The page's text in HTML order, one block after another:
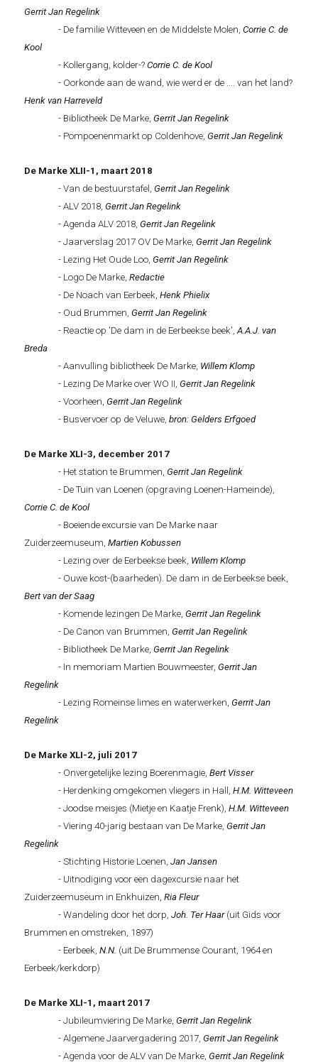
Gerrit Jan Regelink
- De familie Witteveen en de Middelste Molen,Corrie C. de
Kool
- Kollergang, kolder-?Corrie C. de Kool
- Oorkonde aan de wand, wie werd er de .... van het land?
Henk van Harreveld
- Bibliotheek De Marke,Gerrit Jan Regelink
- Pompoenenmarkt op Coldenhove,Gerrit Jan Regelink
De Marke XLII-1, maart 2018
- Van de bestuurstafel,Gerrit Jan Regelink
- ALV 2018,Gerrit Jan Regelink
- Agenda ALV 2018,Gerrit Jan Regelink
- Jaarverslag 2017 OV De Marke,Gerrit Jan Regelink
- Lezing Het Oude Loo,Gerrit Jan Regelink
- Logo De Marke,Redactie
- De Noach van Eerbeek,Henk Phielix
- Oud Brummen,Gerrit Jan Regelink
- Reactie op 'De dam in de Eerbeekse beek',A.A.J. van
Breda
- Aanvulling bibliotheek De Marke, Willem Klomp
- Lezing De Marke over WO II,Gerrit Jan Regelink
- Voorheen,Gerrit Jan Regelink
- Busvervoer op de Veluwe,bron: Gelders Erfgoed
De Marke XLI-3, december 2017
- Het station te Brummen,Gerrit Jan Regelink
- De Tuin van Loenen (opgraving Loenen-Hameinde),
Corrie C. de Kool
- Boeiende excursie van De Marke naar
Zuiderzeemuseum,Martien Kobussen
- Lezing over de Eerbeekse beek, Willem Klomp
- Ouwe kost-(baarheden). De dam in de Eerbeekse beek,
Bert van der Saag
- Komende lezingen De Marke,Gerrit Jan Regelink
- De Canon van Brummen,Gerrit Jan Regelink
- Bibliotheek De Marke,Gerrit Jan Regelink
- In memoriam Martien Bouwmeester,Gerrit Jan
Regelink
- Lezing Romeinse limes en waterwerken,Gerrit Jan
Regelink
De Marke XLI-2, juli 2017
- Onvergetelijke lezing Boerenmagie,Bert Visser
- Herdenking omgekomen vliegers in Hall,H.M. Witteveen
- Joodse meisjes (Mietje en Kaatje Frenk),H.M. Witteveen
- Viering 40-jarig bestaan van De Marke,Gerrit Jan
Regelink
- Stichting Historie Loenen,Jan Jansen
- Uitnodiging voor een dagexcursie naar het
Zuiderzeemuseum in Enkhuizen,Ria Fleur
- Wandeling door het dorp,Joh. Ter Haar(uit Gids voor
Brummen en omstreken, 1897)
- Eerbeek,N.N. (uit De Brummense Courant, 1964 en
Eerbeek/kerkdorp)
De Marke XLI-1, maart 2017
- Jubileumviering De Marke,Gerrit Jan Regelink
- Algemene Jaarvergadering 2017,Gerrit Jan Regelink
- Agenda voor de ALV van De Marke,Gerrit Jan Regelink